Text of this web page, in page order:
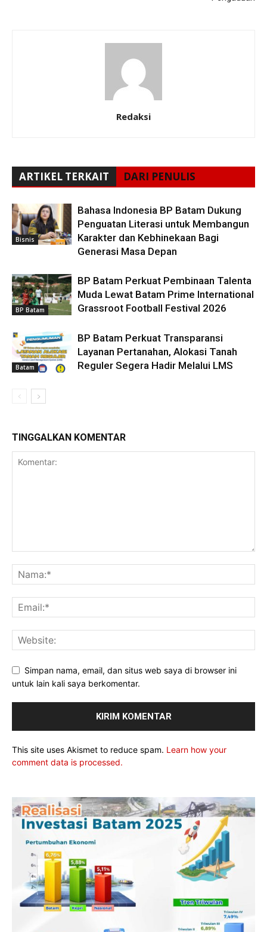
Redaksi
ARTIKEL TERKAIT DARI PENULIS
Bisnis
Bahasa Indonesia BP Batam Dukung
Penguatan Literasi untuk Membangun
Karakter dan Kebhinekaan Bagi
Generasi Masa Depan
BP Batam
BP Batam Perkuat Pembinaan Talenta
Muda Lewat Batam Prime International
Grassroot Football Festival 2026
Batam
BP Batam Perkuat Transparansi
Layanan Pertanahan, Alokasi Tanah
Reguler Segera Hadir Melalui LMS
TINGGALKAN KOMENTAR
Simpan nama, email, dan situs web saya di browser ini
untuk lain kali saya berkomentar.
This site uses Akismet to reduce spam. Learn how your
comment data is processed.